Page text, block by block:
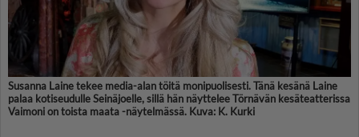
Susanna Laine tekee media-alan töitä monipuolisesti. Tänä kesänä Laine
palaa kotiseudulle Seinäjoelle, sillä hän näyttelee Törnävän kesäteatterissa
Vaimoni on toista maata -näytelmässä. Kuva: K. Kurki